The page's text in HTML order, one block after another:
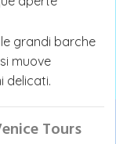
grandi barche
muove
delicati.
Tours